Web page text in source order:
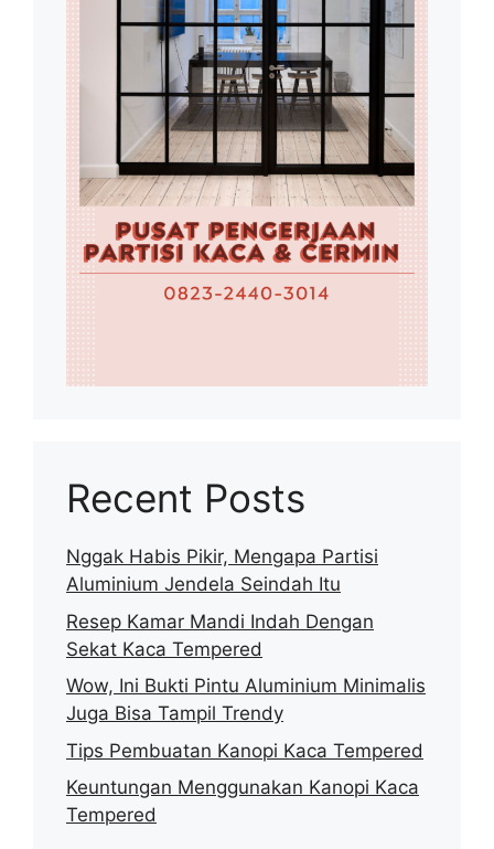
Recent Posts
Nggak Habis Pikir, Mengapa Partisi
Aluminium Jendela Seindah Itu
Resep Kamar Mandi Indah Dengan
Sekat Kaca Tempered
Wow, Ini Bukti Pintu Aluminium Minimalis
Juga Bisa Tampil Trendy
Tips Pembuatan Kanopi Kaca Tempered
Keuntungan Menggunakan Kanopi Kaca
Tempered